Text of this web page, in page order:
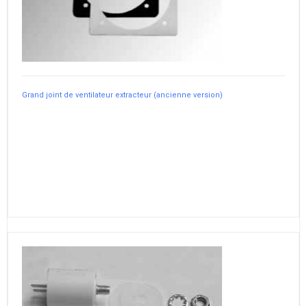
Grand joint de ventilateur extracteur (ancienne version)